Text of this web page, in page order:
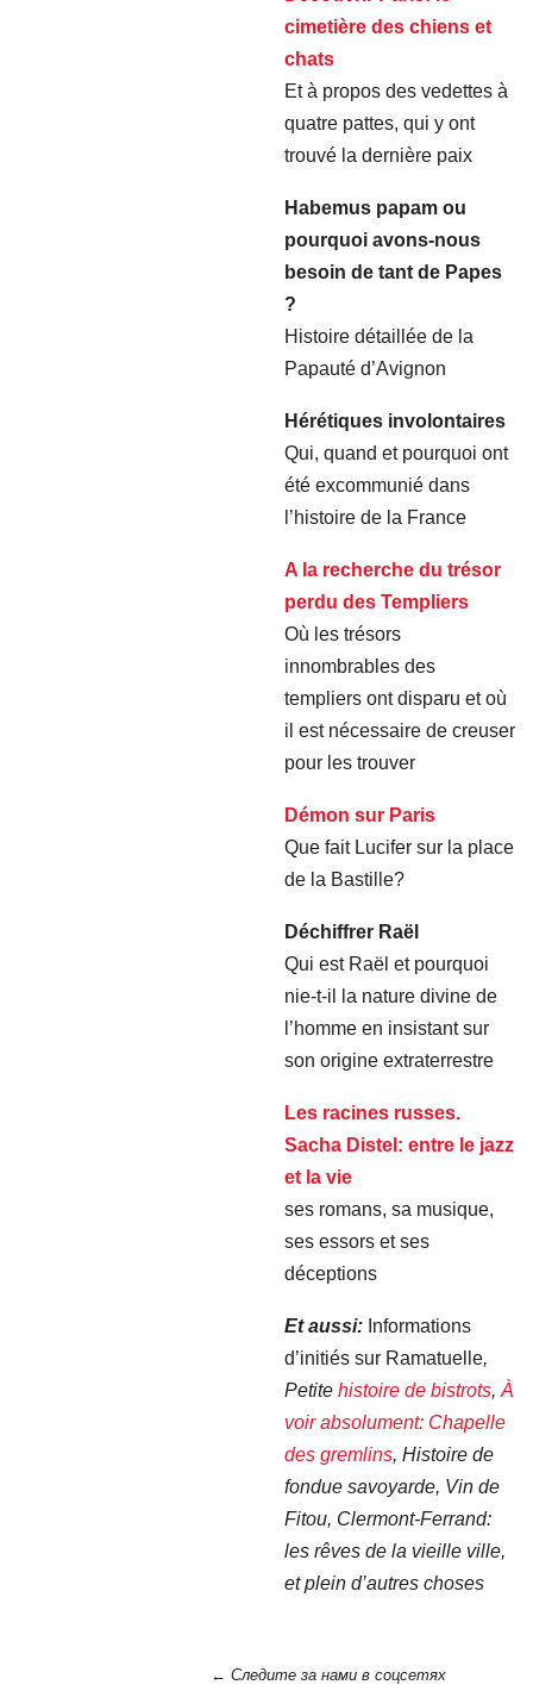
cimetière des chiens et
chats
Et à propos des vedettes à
quatre pattes, qui y ont
trouvé la dernière paix
Habemus papam ou
pourquoi avons-nous
besoin de tant de Papes
?
Histoire détaillée de la
Papauté d’Avignon
Hérétiques involontaires
Qui, quand et pourquoi ont
été excommunié dans
l’histoire de la France
A la recherche du trésor
perdu des Templiers
Où les trésors
innombrables des
templiers ont disparu et où
il est nécessaire de creuser
pour les trouver
Démon sur Paris
Que fait Lucifer sur la place
de la Bastille?
Déchiffrer Raël
Qui est Raël et pourquoi
nie-t-il la nature divine de
l’homme en insistant sur
son origine extraterrestre
Les racines russes.
Sacha Distel: entre le jazz
et la vie
ses romans, sa musique,
ses essors et ses
déceptions
Et aussi: Informations
d’initiés sur Ramatuelle,
Petite histoire de bistrots, À
voir absolument: Chapelle
des gremlins, Histoire de
fondue savoyarde, Vin de
Fitou, Clermont-Ferrand:
les rêves de la vieille ville,
et plein d’autres choses
← Следите за нами в соцсетях